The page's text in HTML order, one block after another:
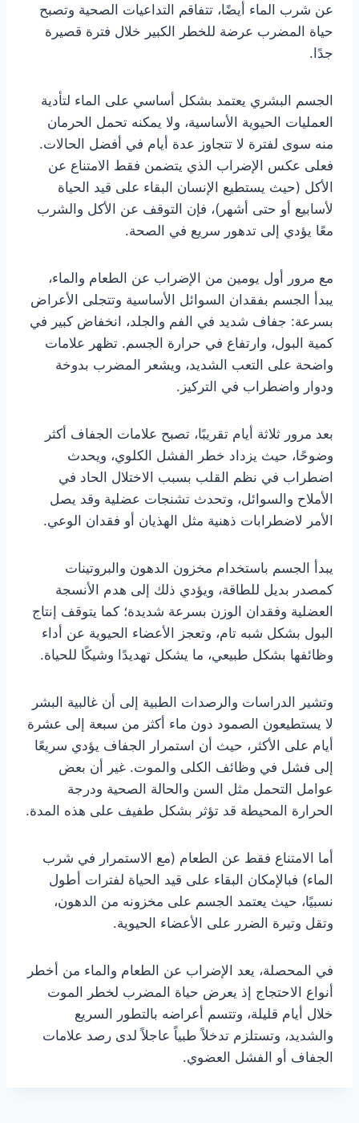
عن شرب الماء أيضًا، تتفاقم التداعيات الصحية وتصبح
حياة المضرب عرضة للخطر الكبير خلال فترة قصيرة
جدًا.
الجسم البشري يعتمد بشكل أساسي على الماء لتأدية
العمليات الحيوية الأساسية، ولا يمكنه تحمل الحرمان
منه سوى لفترة لا تتجاوز عدة أيام في أفضل الحالات.
فعلى عكس الإضراب الذي يتضمن فقط الامتناع عن
الأكل (حيث يستطيع الإنسان البقاء على قيد الحياة
لأسابيع أو حتى أشهر)، فإن التوقف عن الأكل والشرب
معًا يؤدي إلى تدهور سريع في الصحة.
مع مرور أول يومين من الإضراب عن الطعام والماء،
يبدأ الجسم بفقدان السوائل الأساسية وتتجلى الأعراض
بسرعة: جفاف شديد في الفم والجلد، انخفاض كبير في
كمية البول، وارتفاع في حرارة الجسم. تظهر علامات
واضحة على التعب الشديد، ويشعر المضرب بدوخة
ودوار واضطراب في التركيز.
بعد مرور ثلاثة أيام تقريبًا، تصبح علامات الجفاف أكثر
وضوحًا، حيث يزداد خطر الفشل الكلوي، ويحدث
اضطراب في نظم القلب بسبب الاختلال الحاد في
الأملاح والسوائل، وتحدث تشنجات عضلية وقد يصل
الأمر لاضطرابات ذهنية مثل الهذيان أو فقدان الوعي.
يبدأ الجسم باستخدام مخزون الدهون والبروتينات
كمصدر بديل للطاقة، ويؤدي ذلك إلى هدم الأنسجة
العضلية وفقدان الوزن بسرعة شديدة؛ كما يتوقف إنتاج
البول بشكل شبه تام، وتعجز الأعضاء الحيوية عن أداء
وظائفها بشكل طبيعي، ما يشكل تهديدًا وشيكًا للحياة.
وتشير الدراسات والرصدات الطبية إلى أن غالبية البشر
لا يستطيعون الصمود دون ماء أكثر من سبعة إلى عشرة
أيام على الأكثر، حيث أن استمرار الجفاف يؤدي سريعًا
إلى فشل في وظائف الكلى والموت. غير أن بعض
عوامل التحمل مثل السن والحالة الصحية ودرجة
الحرارة المحيطة قد تؤثر بشكل طفيف على هذه المدة.
أما الامتناع فقط عن الطعام (مع الاستمرار في شرب
الماء) فبالإمكان البقاء على قيد الحياة لفترات أطول
نسبيًا، حيث يعتمد الجسم على مخزونه من الدهون،
وتقل وتيرة الضرر على الأعضاء الحيوية.
في المحصلة، يعد الإضراب عن الطعام والماء من أخطر
أنواع الاحتجاج إذ يعرض حياة المضرب لخطر الموت
خلال أيام قليلة، وتتسم أعراضه بالتطور السريع
والشديد، وتستلزم تدخلاً طبياً عاجلاً لدى رصد علامات
الجفاف أو الفشل العضوي.